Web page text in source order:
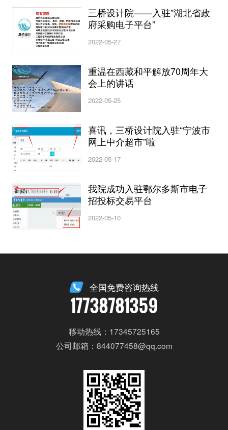
三桥设计院——入驻”湖北省政
府采购电子平台”
2022-05-27
重温在西藏和平解放70周年大
会上的讲话
2022-05-25
喜讯，三桥设计院入驻“宁波市
网上中介超市”啦
2022-05-17
我院成功入驻鄂尔多斯市电子
招投标交易平台
2022-05-10
全国免费咨询热线
17738781359
移动热线：17345725165
公司邮箱：844077458@qq.com